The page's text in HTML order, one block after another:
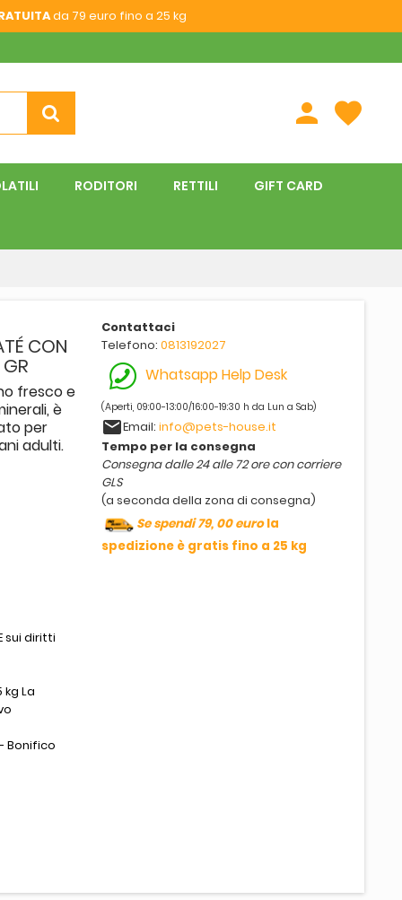
da 79 euro fino a 25 kg
person favorite
RODITORI RETTILI GIFT CARD
CON
fresco e
è
per
adulti.
sui diritti
La
Bonifico
Contattaci
Telefono:0813192027
Whatsapp Help Desk
(Aperti, 09:00-13:00/16:00-19:30 h da Lun a Sab)
emailEmail:info@pets-house.it
Tempo per la consegna
Consegna dalle 24 alle 72 ore con corriere
GLS
(a seconda della zona di consegna)
Se spendi 79, 00 eurola
spedizione è gratis fino a 25 kg